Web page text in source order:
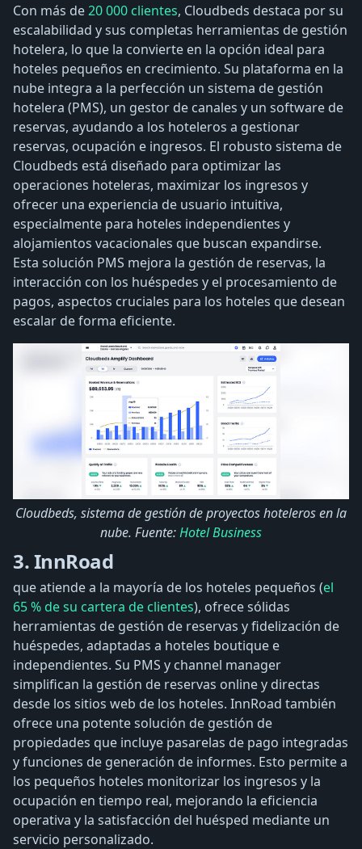
Con más de20 000 clientes, Cloudbeds destaca por su
escalabilidad y sus completas herramientas de gestión
hotelera, lo que la convierte en la opción ideal para
hoteles pequeños en crecimiento. Su plataforma en la
nube integra a la perfección un sistema de gestión
hotelera (PMS), un gestor de canales y un software de
reservas, ayudando a los hoteleros a gestionar
reservas, ocupación e ingresos. El robusto sistema de
Cloudbeds está diseñado para optimizar las
operaciones hoteleras, maximizar los ingresos y
ofrecer una experiencia de usuario intuitiva,
especialmente para hoteles independientes y
alojamientos vacacionales que buscan expandirse.
Esta solución PMS mejora la gestión de reservas, la
interacción con los huéspedes y el procesamiento de
pagos, aspectos cruciales para los hoteles que desean
escalar de forma eficiente.
Cloudbeds, sistema de gestión de proyectos hoteleros en la
nube. Fuente:Hotel Business
3. InnRoad
que atiende a la mayoría de los hoteles pequeños (el
65 % de su cartera de clientes), ofrece sólidas
herramientas de gestión de reservas y fidelización de
huéspedes, adaptadas a hoteles boutique e
independientes. Su PMS y channel manager
simplifican la gestión de reservas online y directas
desde los sitios web de los hoteles. InnRoad también
ofrece una potente solución de gestión de
propiedades que incluye pasarelas de pago integradas
y funciones de generación de informes. Esto permite a
los pequeños hoteles monitorizar los ingresos y la
ocupación en tiempo real, mejorando la eficiencia
operativa y la satisfacción del huésped mediante un
servicio personalizado.